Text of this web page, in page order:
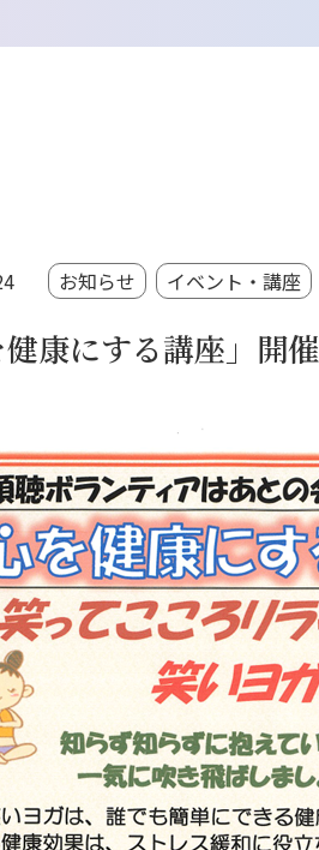
お知らせ イベント・講座
健康にする講座」開催